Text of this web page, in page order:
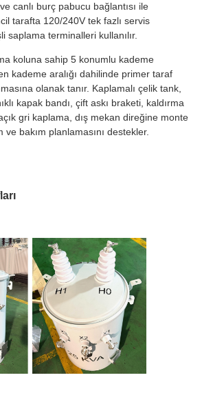
canlı burç pabucu bağlantısı ile
tarafta 120/240V tek fazlı servis
saplama terminalleri kullanılır.
koluna sahip 5 konumlu kademe
kademe aralığı dahilinde primer taraf
olanak tanır. Kaplamalı çelik tank,
kapak bandı, çift askı braketi, kaldırma
gri kaplama, dış mekan direğine monte
ve bakım planlamasını destekler.